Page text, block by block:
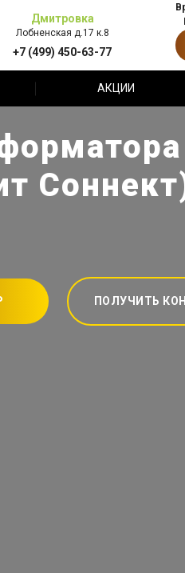
Дмитровка
Лобненская д.17 к.8
+7 (499) 450-63-77
АКЦИИ
ПОЛУЧИТЬ